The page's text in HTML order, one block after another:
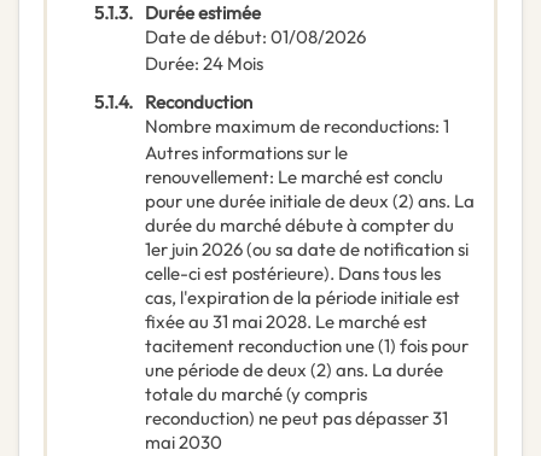
5.1.3. Durée estimée
Date de début: 01/08/2026
Durée: 24 Mois
5.1.4. Reconduction
Nombre maximum de reconductions: 1
Autres informations sur le
renouvellement: Le marché est conclu
pour une durée initiale de deux (2) ans. La
durée du marché débute à compter du
1er juin 2026 (ou sa date de notification si
celle-ci est postérieure). Dans tous les
cas, l'expiration de la période initiale est
fixée au 31 mai 2028. Le marché est
tacitement reconduction une (1) fois pour
une période de deux (2) ans. La durée
totale du marché (y compris
reconduction) ne peut pas dépasser 31
mai 2030